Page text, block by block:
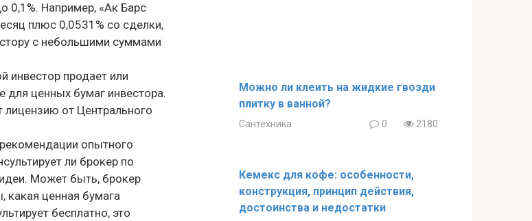
0,1%. Например, «Ак Барс
плюс 0,0531% со сделки,
с небольшими суммами
инвестор продает или
для ценных бумаг инвестора.
лицензию от Центрального
опытного
ли брокер по
Может быть, брокер
какая ценная бумага
бесплатно, это
Можно ли клеить на жидкие гвозди
плитку в ванной?
Сантехника 0 2180
Кемекс для кофе: особенности,
конструкция, принцип действия,
достоинства и недостатки